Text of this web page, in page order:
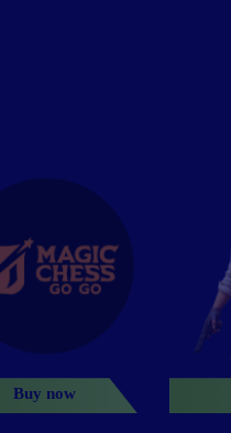
Buy now